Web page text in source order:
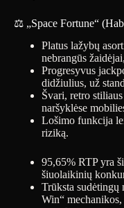
⚖️ „Space Fortune“
Platus lažybų
nebrangūs
Progresyvus
didžiulius, už
Švari, retro
naršyklėse
Lošimo funkcija
riziką.
95,65% RTP yra
šiuolaikinių
Trūksta sudėtingų
Win“